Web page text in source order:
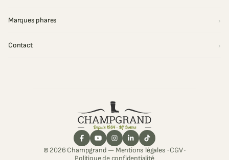
Marques phares
Contact
© 2026 Champgrand — Mentions légales ·CGV·
Politique de confidentialité